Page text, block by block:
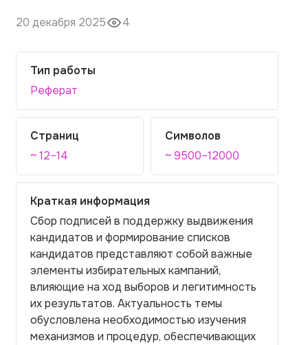
Отзывы
20 декабря 2025 4
Тип работы
Реферат
Страниц
~ 12–14
Символов
~ 9500–12000
Краткая информация
Сбор подписей в поддержку выдвижения
кандидатов и формирование списков
кандидатов представляют собой важные
элементы избирательных кампаний,
влияющие на ход выборов и легитимность
их результатов. Актуальность темы
обусловлена необходимостью изучения
механизмов и процедур, обеспечивающих